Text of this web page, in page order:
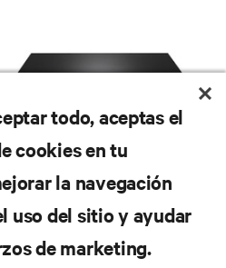
todo, aceptas el
cookies en tu
la navegación
uso del sitio y ayudar
de marketing.